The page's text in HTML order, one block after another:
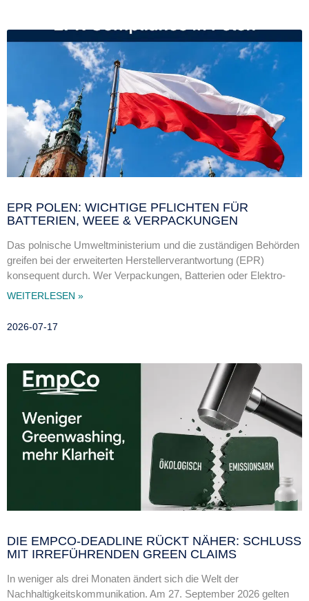
EPR POLEN: WICHTIGE PFLICHTEN FÜR
BATTERIEN, WEEE & VERPACKUNGEN
Das polnische Umweltministerium und die zuständigen Behörden
greifen bei der erweiterten Herstellerverantwortung (EPR)
konsequent durch. Wer Verpackungen, Batterien oder Elektro-
WEITERLESEN »
2026-07-17
DIE EMPCO-DEADLINE RÜCKT NÄHER: SCHLUSS
MIT IRREFÜHRENDEN GREEN CLAIMS
In weniger als drei Monaten ändert sich die Welt der
Nachhaltigkeitskommunikation. Am 27. September 2026 gelten